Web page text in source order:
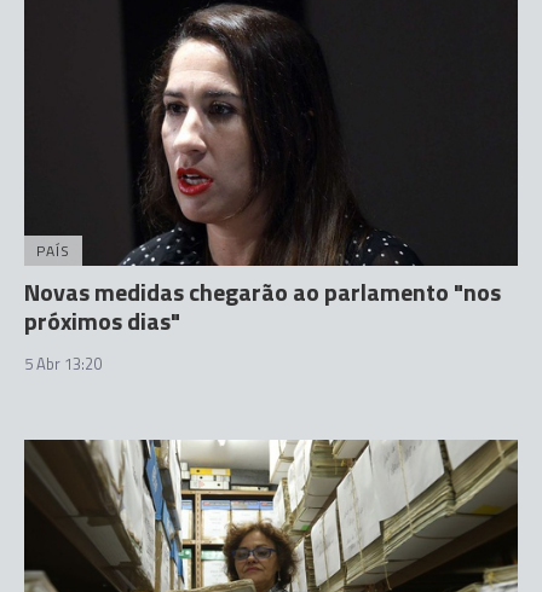
PAÍS
Novas medidas chegarão ao parlamento "nos
próximos dias"
5 Abr 13:20